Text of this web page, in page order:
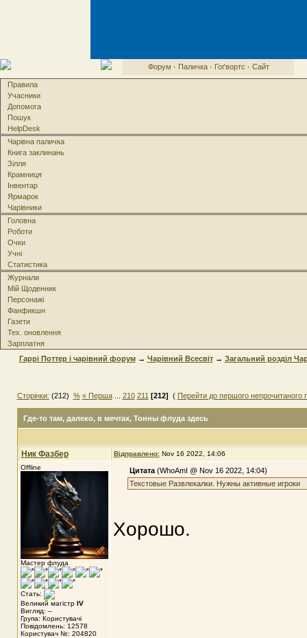
Форум · Паличка· Гоґвортс · Сайт
Правила
Учасники
Допомога
Пошук
HelpDesk
Чарівна паличка
Книга заклинань
Зілля
Крамниця
Інвентар
Ярмарок
Чарівники
Головна
Роботи
Очки
Учні
Статистика
Журнали
Мій Щоденник
Персонажі
Фанфикшн
Газети
Тех. оновлення
Зарплатня
Гаррі Поттер і чарівний форум→ Чарівний Всесвіт→ Загальний розділ
Сторінки: (212) % « Перша... 210 211 [212] ( Перейти до першого непрочитаного
Где-то там, далеко, в мечтах, Тонны флуда здесь
Ник Фазбер Відправлено: Nov 16 2022, 14:06
Offline
Мастер флуда
Стать:
Великий магістр IV
Вигляд: --
Група: Користувачі
Повідомлень: 12578
Користувач №: 204820
Цитата(WhoAmI @ Nov 16 2022, 14:04)
Текстовые Развлекалки. Нужны активные игроки
Хорошо.